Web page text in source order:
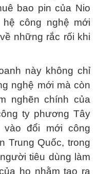
bao pin của Nio
công nghệ mới
những rắc rối khi
này không chỉ
nghệ mới mà còn
nghẽn chính của
ty phương Tây
đổi mới công
Trung Quốc, trong
tiêu dùng làm
họ nhằm tạo ra